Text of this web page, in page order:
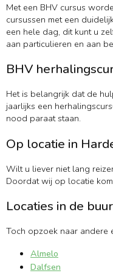
Met een BHV cursus
cursussen met een
een hele dag, dit kunt u
aan particulieren en aan
BHV
Het is belangrijk dat de
jaarlijks een
nood paraat staan.
Op locatie in
Wilt u liever niet lang
Doordat wij op locatie
Locaties in de
Toch opzoek naar andere
Almelo
Dalfsen